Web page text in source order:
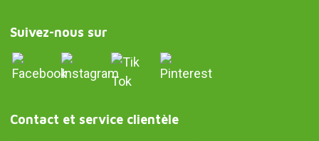
Suivez-nous sur
Contact et service clientèle